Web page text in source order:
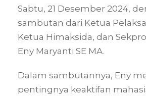
Sabtu, 21 Desember 2024,
sambutan dari Ketua
Ketua Himaksida, dan
Eny Maryanti SE MA.
Dalam sambutannya, Eny
pentingnya keaktifan